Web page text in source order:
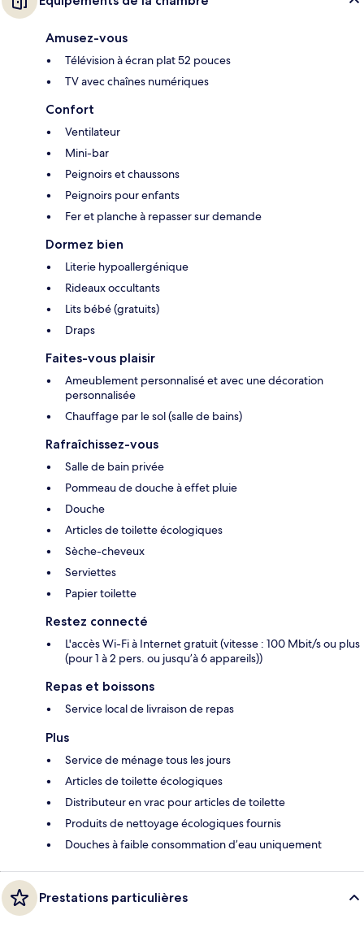
Amusez-vous
Télévision à écran plat 52 pouces
TV avec chaînes numériques
Confort
Ventilateur
Mini-bar
Peignoirs et chaussons
Peignoirs pour enfants
Fer et planche à repasser sur demande
Dormez bien
Literie hypoallergénique
Rideaux occultants
Lits bébé (gratuits)
Draps
Faites-vous plaisir
Ameublement personnalisé et avec une décoration
personnalisée
Chauffage par le sol (salle de bains)
Rafraîchissez-vous
Salle de bain privée
Pommeau de douche à effet pluie
Douche
Articles de toilette écologiques
Sèche-cheveux
Serviettes
Papier toilette
Restez connecté
L'accès Wi-Fi à Internet gratuit (vitesse : 100 Mbit/s ou plus
(pour 1 à 2 pers. ou jusqu’à 6 appareils))
Repas et boissons
Service local de livraison de repas
Plus
Service de ménage tous les jours
Articles de toilette écologiques
Distributeur en vrac pour articles de toilette
Produits de nettoyage écologiques fournis
Douches à faible consommation d’eau uniquement
Prestations particulières